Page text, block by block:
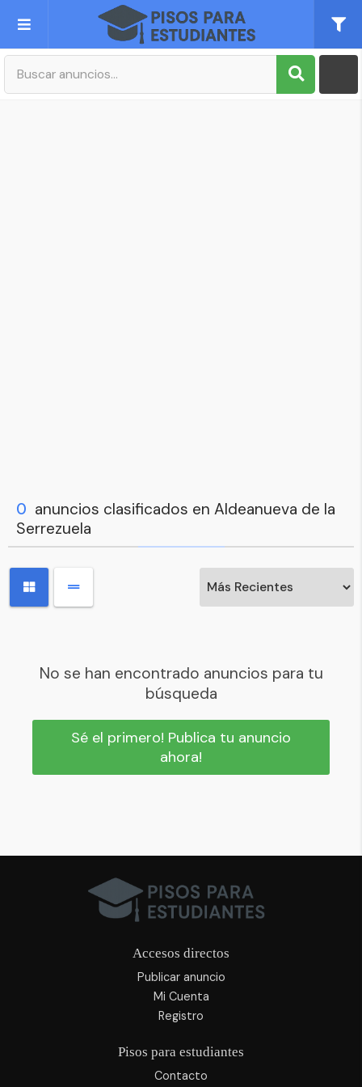
Publica tu Anuncio
0 anuncios clasificados en Aldeanueva de la
Serrezuela
No se han encontrado anuncios para tu
búsqueda
Sé el primero! Publica tu anuncio
ahora!
Accesos directos
Publicar anuncio
Mi Cuenta
Registro
Pisos para estudiantes
Contacto